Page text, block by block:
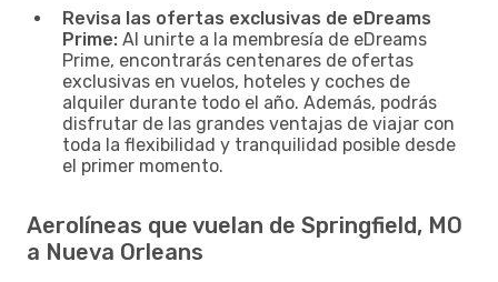
Revisa las ofertas exclusivas de eDreams
Prime: Al unirte a la membresía de eDreams
Prime, encontrarás centenares de ofertas
exclusivas en vuelos, hoteles y coches de
alquiler durante todo el año. Además, podrás
disfrutar de las grandes ventajas de viajar con
toda la flexibilidad y tranquilidad posible desde
el primer momento.
Aerolíneas que vuelan de Springfield, MO
a Nueva Orleans